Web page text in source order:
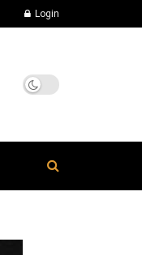
Login